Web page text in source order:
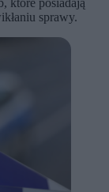
sprawy.